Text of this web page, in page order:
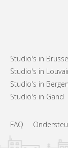
Studio's in
Studio's in
Studio's in Bergen
Studio's in Gand
FAQ